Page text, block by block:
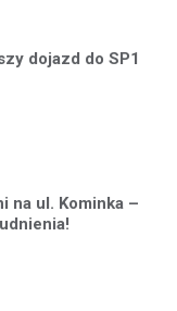
dojazd do SP1
na ul. Kominka –